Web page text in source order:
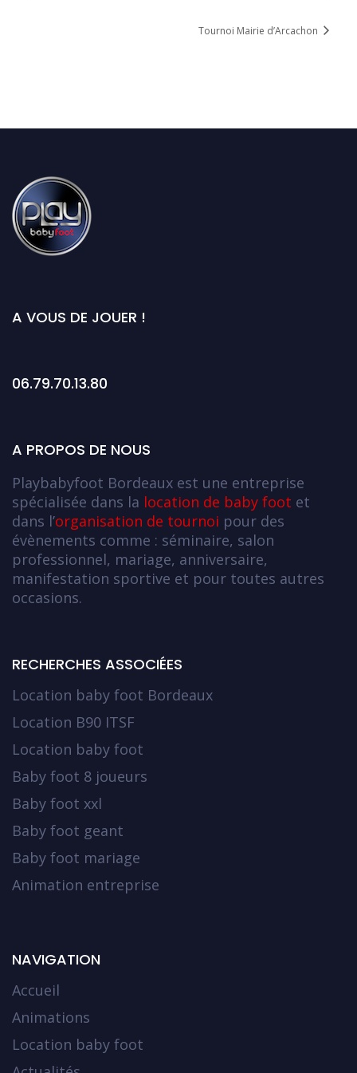
Tournoi Mairie d’Arcachon
A VOUS DE JOUER !
06.79.70.13.80
A PROPOS DE NOUS
Playbabyfoot Bordeaux est une entreprise
spécialisée dans la location de baby foot et
dans l’organisation de tournoi pour des
évènements comme : séminaire, salon
professionnel, mariage, anniversaire,
manifestation sportive et pour toutes autres
occasions.
RECHERCHES ASSOCIÉES
Location baby foot Bordeaux
Location B90 ITSF
Location baby foot
Baby foot 8 joueurs
Baby foot xxl
Baby foot geant
Baby foot mariage
Animation entreprise
NAVIGATION
Accueil
Animations
Location baby foot